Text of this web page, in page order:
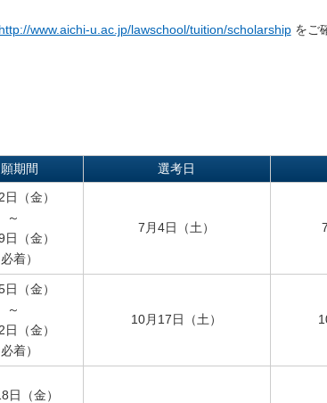
http://www.aichi-u.ac.jp/lawschool/tuition/scholarshipをご
期間 選考日
（金）
～
（金）
必着）
7月4日（土）
（金）
～
（金）
必着）
10月17日（土）
日（金）